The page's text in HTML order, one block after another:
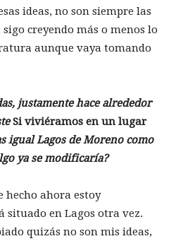
ideas, no son siempre las
creyendo más o menos lo
aunque vaya tomando
justamente hace alrededor
Si viviéramos en un lugar
igual Lagos de Moreno como
ya se modificaría?
hecho ahora estoy
situado en Lagos otra vez.
quizás no son mis ideas,